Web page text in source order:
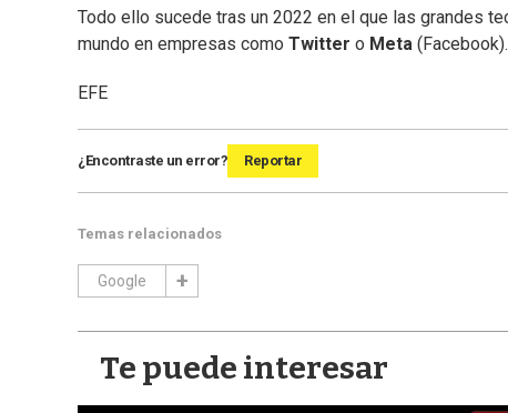
Todo ello sucede tras un 2022 en el que las grandes
mundo en empresas como Twitter o Meta (Facebook).
EFE
¿Encontraste un error? Reportar
Temas relacionados
Google
Te puede interesar